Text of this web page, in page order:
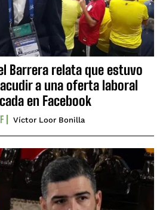
Barrera relata que estuvo
a una oferta laboral
en Facebook
Víctor Loor Bonilla